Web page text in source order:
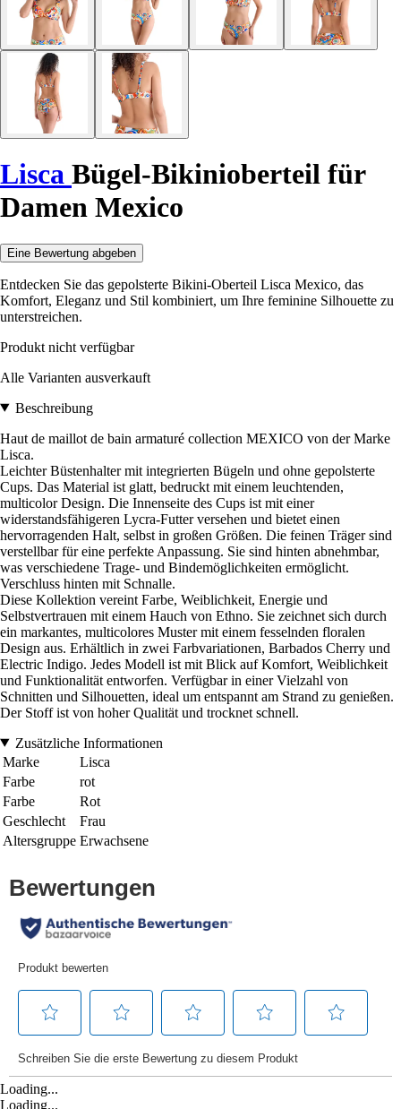
Lisca Bügel-Bikinioberteil für
Damen Mexico
Eine Bewertung abgeben
Entdecken Sie das gepolsterte Bikini-Oberteil Lisca Mexico, das
Komfort, Eleganz und Stil kombiniert, um Ihre feminine Silhouette zu
unterstreichen.
Produkt nicht verfügbar
Alle Varianten ausverkauft
Beschreibung
Haut de maillot de bain armaturé collection MEXICO von der Marke
Lisca.
Leichter Büstenhalter mit integrierten Bügeln und ohne gepolsterte
Cups. Das Material ist glatt, bedruckt mit einem leuchtenden,
multicolor Design. Die Innenseite des Cups ist mit einer
widerstandsfähigeren Lycra-Futter versehen und bietet einen
hervorragenden Halt, selbst in großen Größen. Die feinen Träger sind
verstellbar für eine perfekte Anpassung. Sie sind hinten abnehmbar,
was verschiedene Trage- und Bindemöglichkeiten ermöglicht.
Verschluss hinten mit Schnalle.
Diese Kollektion vereint Farbe, Weiblichkeit, Energie und
Selbstvertrauen mit einem Hauch von Ethno. Sie zeichnet sich durch
ein markantes, multicolores Muster mit einem fesselnden floralen
Design aus. Erhältlich in zwei Farbvariationen, Barbados Cherry und
Electric Indigo. Jedes Modell ist mit Blick auf Komfort, Weiblichkeit
und Funktionalität entworfen. Verfügbar in einer Vielzahl von
Schnitten und Silhouetten, ideal um entspannt am Strand zu genießen.
Der Stoff ist von hoher Qualität und trocknet schnell.
Zusätzliche Informationen
Marke
Lisca
Farbe
rot
Farbe
Rot
Geschlecht
Frau
Altersgruppe Erwachsene
Loading...
Loading...